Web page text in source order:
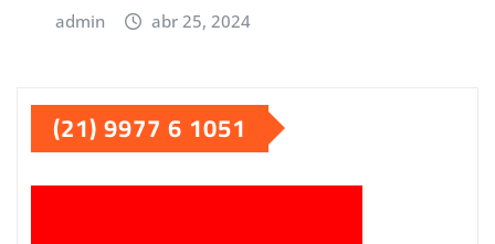
admin abr 25, 2024
(21) 9977 6 1051